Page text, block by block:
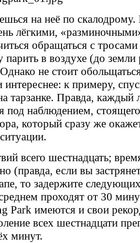
на неё по
лёгкими,
обращаться с
парить в воздухе (до земли
не стоит
интереснее: к примеру,
тарзанке. Правда, каждый
под наблюдением,
который сразу же
всего шестнадцать;
(правда, если вы
то задержите
проходят от 30
Park имеются и свои
всех шестнадцати
минут.